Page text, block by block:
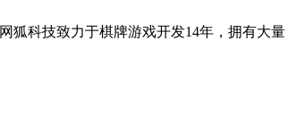
网狐科技致力于棋牌游戏开发14年，拥有大量